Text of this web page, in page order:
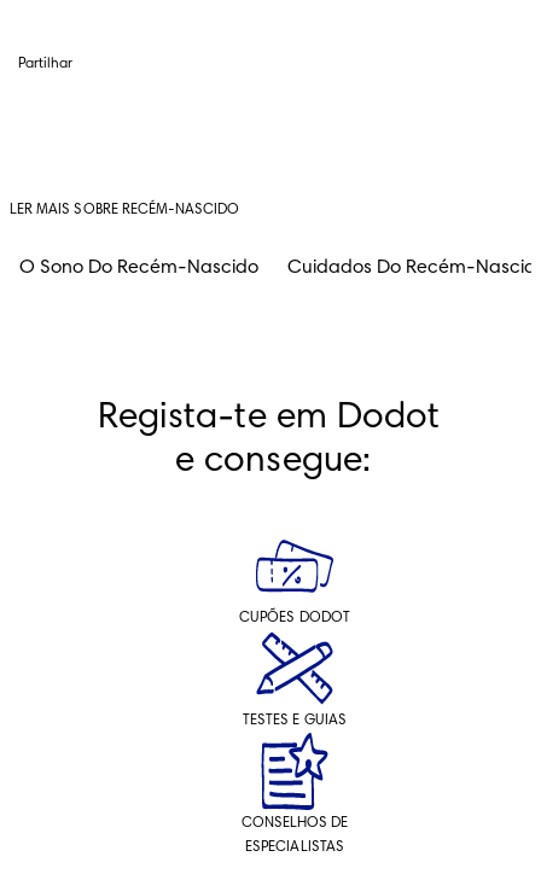
Partilhar
LER MAIS SOBRE RECÉM-NASCIDO
O Sono Do Recém-Nascido Cuidados Do Recém-
Regista-te em Dodot
e consegue:
CUPÕES DODOT
TESTES E GUIAS
CONSELHOS DE
ESPECIALISTAS